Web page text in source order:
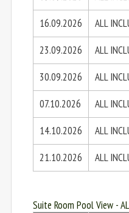
16.09.2026
ALL
23.09.2026
ALL
30.09.2026
ALL
07.10.2026
ALL
14.10.2026
ALL
21.10.2026
ALL
Suite Room Pool View -